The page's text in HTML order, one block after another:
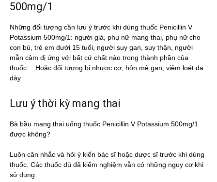
500mg/1
Những đối tượng cần lưu ý trước khi dùng thuốc Penicillin V
Potassium 500mg/1: người già, phụ nữ mang thai, phụ nữ cho
con bú, trẻ em dưới 15 tuổi, người suy gan, suy thận, người
mẫn cảm dị ứng với bất cứ chất nào trong thành phần của
thuốc… Hoặc đối tượng bị nhược cơ, hôn mê gan, viêm loét dạ
dày
Lưu ý thời kỳ mang thai
Bà bầu mang thai uống thuốc Penicillin V Potassium 500mg/1
được không?
Luôn cân nhắc và hỏi ý kiến bác sĩ hoặc dược sĩ trước khi dùng
thuốc. Các thuốc dù đã kiểm nghiệm vẫn có những nguy cơ khi
sử dụng.